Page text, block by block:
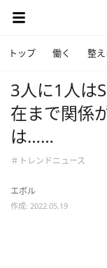
トップ 働く 整え
3人に1人は
在まで関係
は……
＃トレンドニュース
エボル
作成: 2022.05.19